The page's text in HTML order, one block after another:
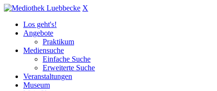
X
Los geht's!
Angebote
Praktikum
Mediensuche
Einfache Suche
Erweiterte Suche
Veranstaltungen
Museum